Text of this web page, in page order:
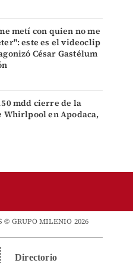
metí con quien no me
este es el videoclip
César Gastélum
mdd cierre de la
Whirlpool en Apodaca,
© GRUPO MILENIO 2026
Directorio